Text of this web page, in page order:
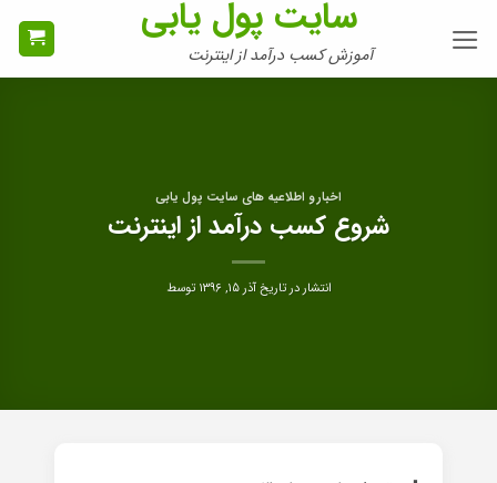
سایت پول یابی
آموزش کسب درآمد از اینترنت
اخبار و اطلاعیه های سایت پول یابی
شروع کسب درآمد از اینترنت
انتشار در تاریخآذر ۱۵, ۱۳۹۶ توسط